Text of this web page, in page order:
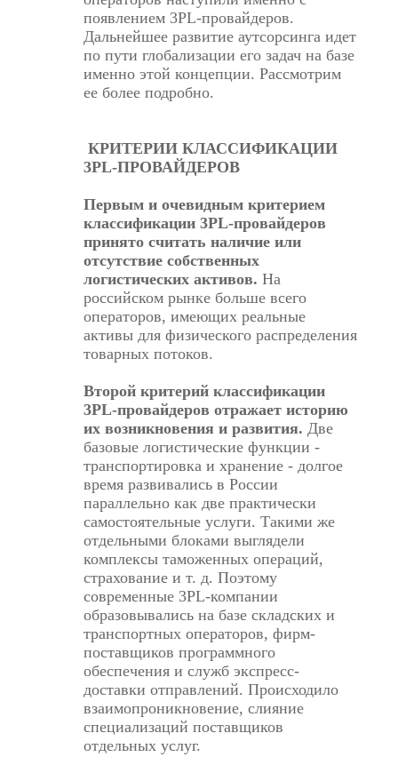
появлением 3PL-провайдеров.
Дальнейшее развитие аутсорсинга идет
по пути глобализации его задач на базе
именно этой концепции. Рассмотрим
ее более подробно.
КРИТЕРИИ КЛАССИФИКАЦИИ
3PL-ПРОВАЙДЕРОВ
Первым и очевидным критерием
классификации 3PL-провайдеров
принято считать наличие или
отсутствие собственных
логистических активов. На
российском рынке больше всего
операторов, имеющих реальные
активы для физического распределения
товарных потоков.
Второй критерий классификации
3PL-провайдеров отражает историю
их возникновения и развития. Две
базовые логистические функции -
транспортировка и хранение - долгое
время развивались в России
параллельно как две практически
самостоятельные услуги. Такими же
отдельными блоками выглядели
комплексы таможенных операций,
страхование и т. д. Поэтому
современные 3PL-компании
образовывались на базе складских и
транспортных операторов, фирм-
поставщиков программного
обеспечения и служб экспресс-
доставки отправлений. Происходило
взаимопроникновение, слияние
специализаций поставщиков
отдельных услуг.